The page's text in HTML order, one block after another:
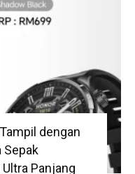
dengan
Sepak
Panjang